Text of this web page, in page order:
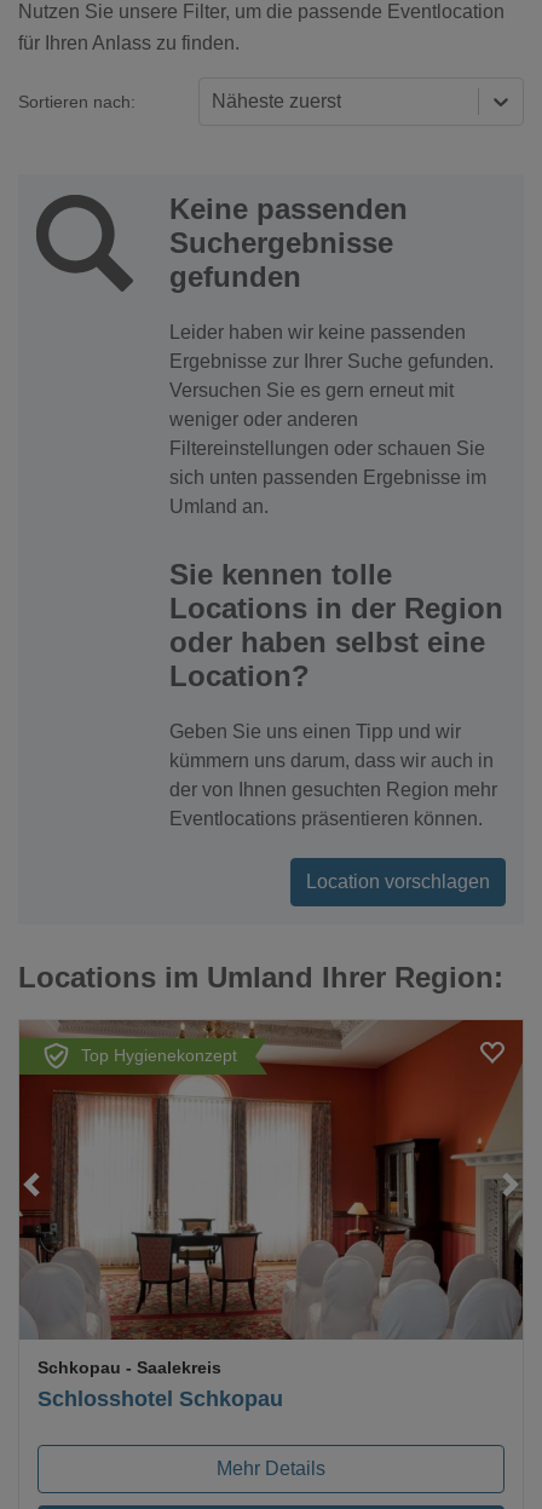
Nutzen Sie unsere Filter, um die passende Eventlocation
für Ihren Anlass zu finden.
Sortieren nach: Näheste zuerst
Keine passenden
Suchergebnisse
gefunden
Leider haben wir keine passenden
Ergebnisse zur Ihrer Suche gefunden.
Versuchen Sie es gern erneut mit
weniger oder anderen
Filtereinstellungen oder schauen Sie
sich unten passenden Ergebnisse im
Umland an.
Sie kennen tolle
Locations in der Region
oder haben selbst eine
Location?
Geben Sie uns einen Tipp und wir
kümmern uns darum, dass wir auch in
der von Ihnen gesuchten Region mehr
Eventlocations präsentieren können.
Location vorschlagen
Locations im Umland Ihrer Region:
Top Hygienekonzept
Schlosshotel Schkopau
Schkopau - Saalekreis
Mehr Details